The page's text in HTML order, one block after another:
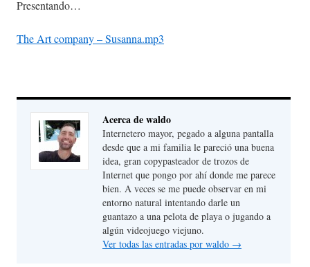
Presentando…
The Art company – Susanna.mp3
Acerca de waldo
Internetero mayor, pegado a alguna pantalla
desde que a mi familia le pareció una buena
idea, gran copypasteador de trozos de
Internet que pongo por ahí donde me parece
bien. A veces se me puede observar en mi
entorno natural intentando darle un
guantazo a una pelota de playa o jugando a
algún videojuego viejuno.
Ver todas las entradas por waldo →